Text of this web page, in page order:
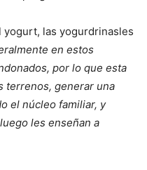
yogurt, las yogurdrinasles
en estos
por lo que esta
terrenos, generar una
el núcleo familiar, y
les enseñan a